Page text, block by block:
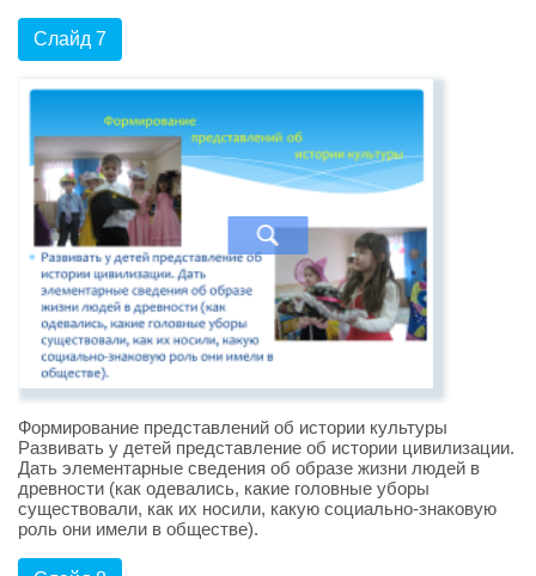
Слайд 7
Формирование представлений об истории культуры
Развивать у детей представление об истории цивилизации.
Дать элементарные сведения об образе жизни людей в
древности (как одевались, какие головные уборы
существовали, как их носили, какую социально-знаковую
роль они имели в обществе).